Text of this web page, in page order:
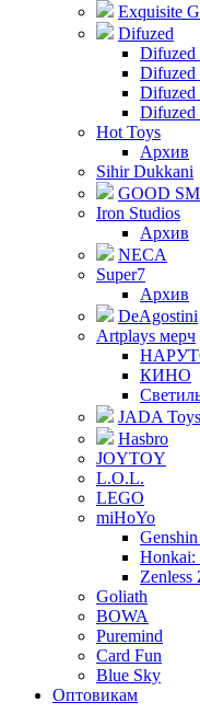
Exquisite
Difuzed
Difuzed
Difuzed
Hot Toys
Архив
Sihir Dukkani
GOOD
Iron Studios
Архив
NECA
Super7
Архив
DeAgostini
Artplays мерч
КИНО
JADA Toys
Hasbro
JOYTOY
L.O.L.
LEGO
miHoYo
Honkai:
Zenless
Goliath
BOWA
Puremind
Card Fun
Blue Sky
Оптовикам